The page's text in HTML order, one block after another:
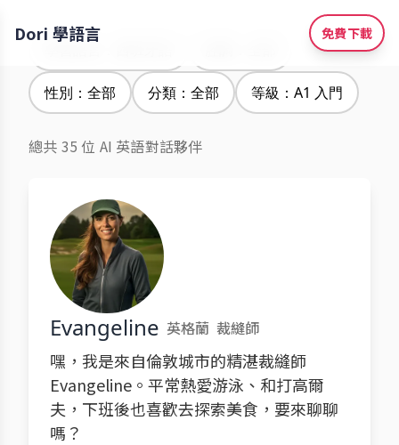
Dori 學語言 免費下載
性別：全部 分類：全部 等級：A1 入門
總共 35 位 AI 英語對話夥伴
Evangeline 英格蘭 裁縫師
嘿，我是來自倫敦城市的精湛裁縫師
Evangeline。平常熱愛游泳、和打高爾
夫，下班後也喜歡去探索美食，要來聊聊
嗎？